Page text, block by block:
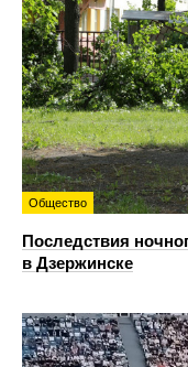
Общество
Последствия
в Дзержинске